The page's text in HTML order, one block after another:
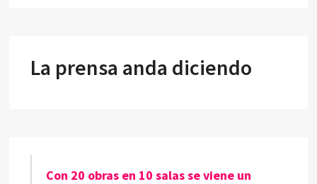
La prensa anda diciendo
Con 20 obras en 10 salas se viene un